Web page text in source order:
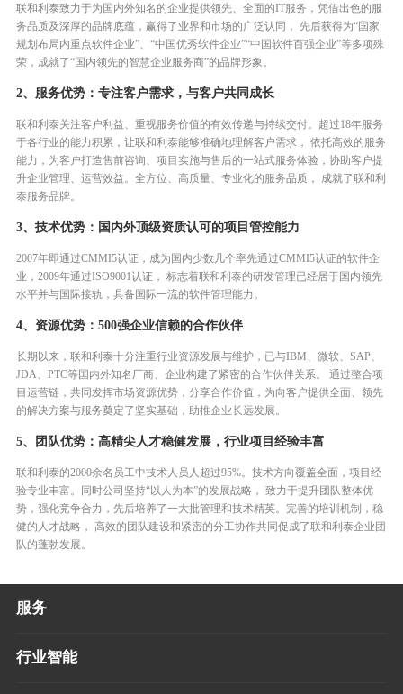
成都分公司成立
深圳分公司成立
2019
ITSS认证企业、融云实施服务商
SAP PartnerEdge合作伙伴
天津联和利泰人力资源服务有限公司成立
2020
制造业领军企业
成功签约快手
开创企业战略合作的新篇章
2021
通过CMMI5 v2.0认证
杭州分公司成立，天津工业互联网创新賦
能中心成立
成功签约丰图
2022
联和利泰致力于为国内外知名的企业提供领先、全面的IT服务，凭借出色的服
务品质及深厚的品牌底蕴，赢得了业界和市场的广泛认同， 先后获得为“国家
规划布局内重点软件企业”、“中国优秀软件企业”“中国软件百强企业”等多项殊
荣，成就了“国内领先的智慧企业服务商”的品牌形象。
2、服务优势：专注客户需求，与客户共同成长
联和利泰关注客户利益、重视服务价值的有效传递与持续交付。超过18年服务
于各行业的能力积累，让联和利泰能够准确地理解客户需求， 依托高效的服务
能力，为客户打造售前咨询、项目实施与售后的一站式服务体验，协助客户提
升企业管理、运营效益。全方位、高质量、专业化的服务品质， 成就了联和利
泰服务品牌。
3、技术优势：国内外顶级资质认可的项目管控能力
2007年即通过CMMI5认证，成为国内少数几个率先通过CMMI5认证的软件企
业，2009年通过ISO9001认证， 标志着联和利泰的研发管理已经居于国内领先
水平并与国际接轨，具备国际一流的软件管理能力。
4、资源优势：500强企业信赖的合作伙伴
长期以来，联和利泰十分注重行业资源发展与维护，已与IBM、微软、SAP、
JDA、PTC等国内外知名厂商、企业构建了紧密的合作伙伴关系。 通过整合项
目运营链，共同发挥市场资源优势，分享合作价值，为向客户提供全面、领先
的解决方案与服务奠定了坚实基础，助推企业长远发展。
5、团队优势：高精尖人才稳健发展，行业项目经验丰富
联和利泰的2000余名员工中技术人员人超过95%。技术方向覆盖全面，项目经
验专业丰富。同时公司坚持“以人为本”的发展战略， 致力于提升团队整体优
势，强化竞争合力，先后培养了一大批管理和技术精英。完善的培训机制，稳
健的人才战略， 高效的团队建设和紧密的分工协作共同促成了联和利泰企业团
队的蓬勃发展。
服务
行业智能